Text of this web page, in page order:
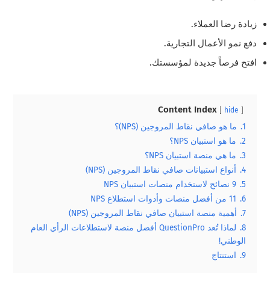
زيادة رضا العملاء.
دفع نمو الأعمال التجارية.
افتح فرصاً جديدة لمؤسستك.
Content Index hide
1. ما هو صافي نقاط المروجين (NPS)؟
2. ما هو استبيان NPS؟
3. ما هي منصة استبيان NPS؟
4. أنواع استبيانات صافي نقاط المروجين (NPS)
5. 9 نصائح لاستخدام منصات استبيان NPS
6. 11 من أفضل منصات وأدوات استطلاع NPS
7. أهمية منصة استبيان صافي نقاط المروجين (NPS)
8.
لماذا تُعد QuestionPro أفضل منصة لاستطلاعات الرأي العام
الوطني!
9. استنتاج